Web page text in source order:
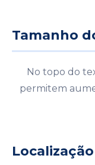
Tamanho
No topo do
permitem
Localização